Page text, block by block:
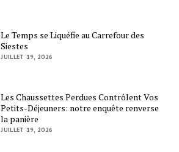
Le Temps se Liquéfie au Carrefour des
Siestes
JUILLET 19, 2026
Les Chaussettes Perdues Contrôlent Vos
Petits-Déjeuners: notre enquête renverse
la panière
JUILLET 19, 2026